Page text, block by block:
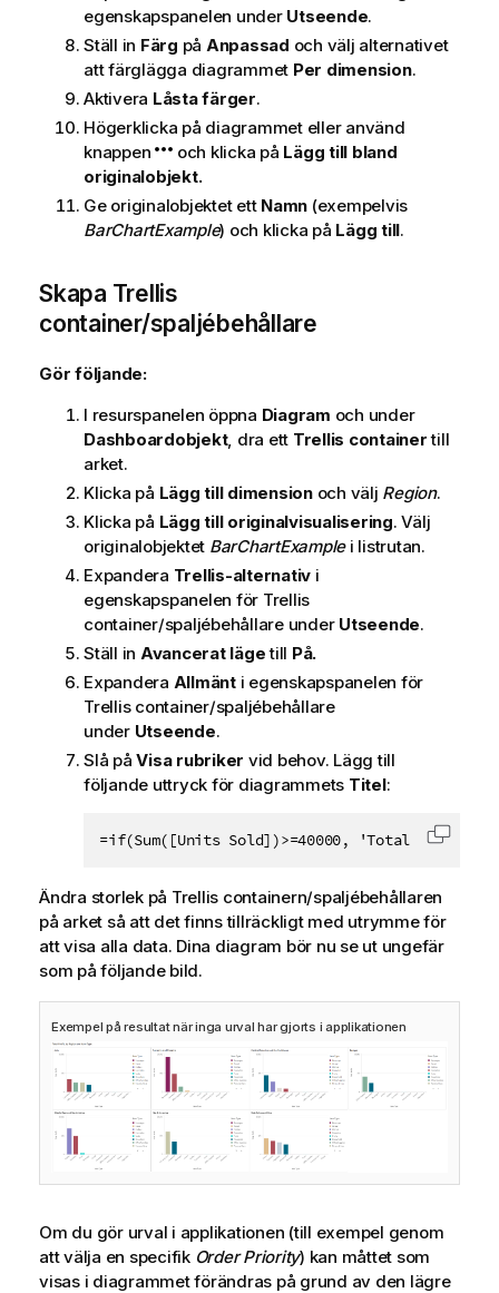
egenskapspanelen under Utseende.
Ställ in Färg på Anpassad och välj alternativet
att färglägga diagrammet Per dimension.
Aktivera Låsta färger.
Högerklicka på diagrammet eller använd
knappen
och klicka på Lägg till bland
originalobjekt.
Ge originalobjektet ett Namn (exempelvis
BarChartExample) och klicka på Lägg till.
Skapa Trellis
container/spaljébehållare
Gör följande:
I resurspanelen öppna Diagram och under
Dashboardobjekt, dra ett Trellis containertill
arket.
Klicka på Lägg till dimensionoch välj Region.
Klicka på Lägg till originalvisualisering. Välj
originalobjektet BarChartExamplei listrutan.
Expandera Trellis-alternativ i
egenskapspanelen för Trellis
container/spaljébehållare under Utseende.
Ställ in Avancerat lägetill På.
Expandera Allmänti egenskapspanelen för
Trellis container/spaljébehållare
under Utseende.
Slå påVisa rubriker vid behov. Lägg till
följande uttryck för diagrammets Titel:
=if(Sum([Units Sold])>=40000, 'Total Profit,
Ändra storlek på Trellis containern/spaljébehållaren
på arket så att det finns tillräckligt med utrymme för
att visa alla data. Dina diagram bör nu se ut ungefär
som på följande bild.
Exempel på resultat när inga urval har gjorts i applikationen
Om du gör urval i applikationen (till exempel genom
att välja en specifik Order Priority) kan måttet som
visas i diagrammet förändras på grund av den lägre